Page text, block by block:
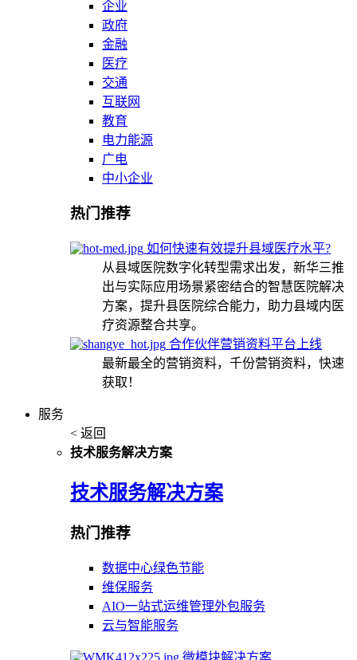
企业
政府
金融
医疗
交通
互联网
教育
电力能源
广电
中小企业
热门推荐
如何快速有效提升县域医疗水平?
从县域医院数字化转型需求出发，新华三推
出与实际应用场景紧密结合的智慧医院解决
方案，提升县医院综合能力，助力县域内医
疗资源整合共享。
合作伙伴营销资料平台上线
最新最全的营销资料，千份营销资料，快速
获取！
服务
< 返回
技术服务解决方案
技术服务解决方案
热门推荐
数据中心绿色节能
维保服务
AIO一站式运维管理外包服务
云与智能服务
微模块解决方案